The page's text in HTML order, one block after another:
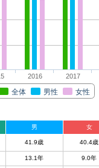
全体 男性 女性
2016 2017
男 女
41.9歳 40.4歳
13.1年 9.0年